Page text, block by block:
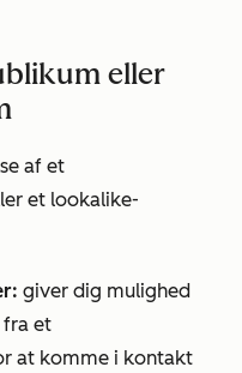
eller
af et
et lookalike-
giver dig mulighed
et
at komme i kontakt